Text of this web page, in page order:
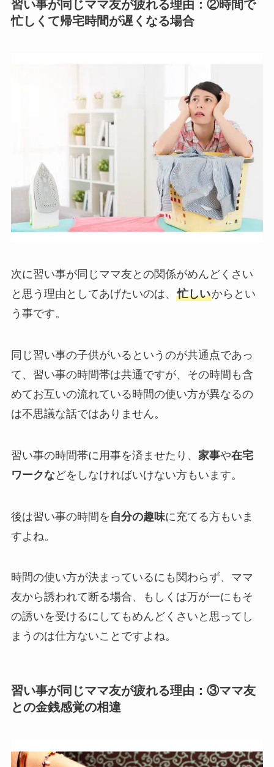
習い事が同じママ友が疲れる理由：②時間で
忙しくて帰宅時間が遅くなる場合
次に習い事が同じママ友との関係がめんどくさい
と思う理由としてあげたいのは、 忙しいからとい
う事です。
同じ習い事の子供がいるというのが共通点であっ
て、習い事の時間帯は共通ですが、その時間も含
めてお互いの流れている時間の使い方が異なるの
は不思議な話ではありません。
習い事の時間帯に用事を済ませたり、 家事や在宅
ワークなどをしなければいけない方もいます。
後は習い事の時間を 自分の趣味に充てる方もいま
すよね。
時間の使い方が決まっているにも関わらず、ママ
友から誘われて断る場合、もしくは万が一にもそ
の誘いを受けるにしてもめんどくさいと思ってし
まうのは仕方ないことですよね。
習い事が同じママ友が疲れる理由：③ママ友
との金銭感覚の相違